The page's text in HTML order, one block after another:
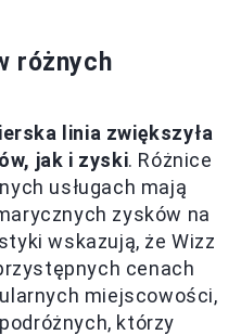
różnych
linia zwiększyła
jak i zyski. Różnice
usługach mają
zysków na
wskazują, że Wizz
cenach
miejscowości,
którzy